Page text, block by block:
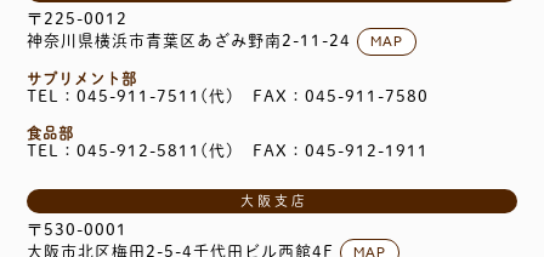
〒225-0012
神奈川県横浜市青葉区あざみ野南2-11-24
MAP
サプリメント部
TEL：045-911-7511(代) FAX：045-911-7580
食品部
TEL：045-912-5811(代) FAX：045-912-1911
大阪支店
〒530-0001
大阪市北区梅田2-5-4千代田ビル西館4F
MAP